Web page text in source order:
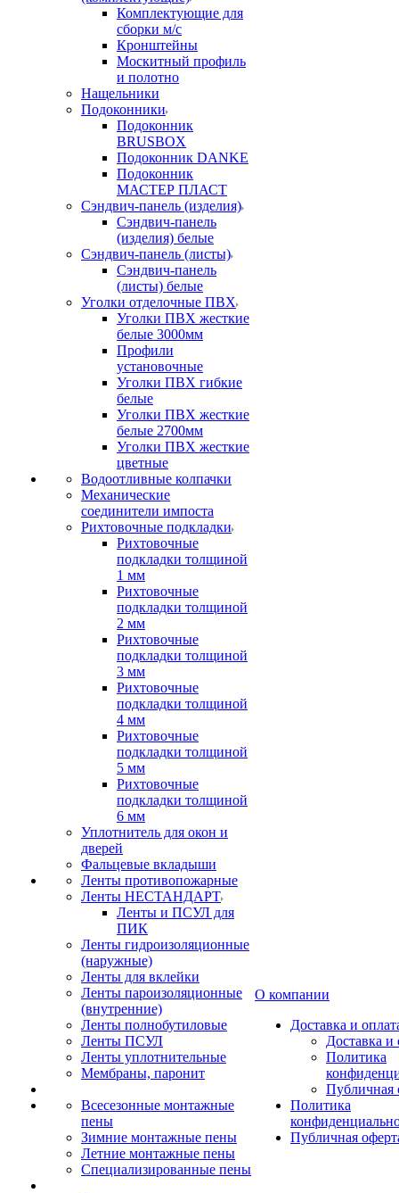
Комплектующие для
сборки м/с
Кронштейны
Москитный профиль
и полотно
Нащельники
Подоконники
Подоконник
BRUSBOX
Подоконник DANKE
Подоконник
МАСТЕР ПЛАСТ
Сэндвич-панель (изделия)
Сэндвич-панель
(изделия) белые
Сэндвич-панель (листы)
Сэндвич-панель
(листы) белые
Уголки отделочные ПВХ
Уголки ПВХ жесткие
белые 3000мм
Профили
установочные
Уголки ПВХ гибкие
белые
Уголки ПВХ жесткие
белые 2700мм
Уголки ПВХ жесткие
цветные
Водоотливные колпачки
Механические
соединители импоста
Рихтовочные подкладки
Рихтовочные
подкладки толщиной
1 мм
Рихтовочные
подкладки толщиной
2 мм
Рихтовочные
подкладки толщиной
3 мм
Рихтовочные
подкладки толщиной
4 мм
Рихтовочные
подкладки толщиной
5 мм
Рихтовочные
подкладки толщиной
6 мм
Уплотнитель для окон и
дверей
Фальцевые вкладыши
Ленты противопожарные
Ленты НЕСТАНДАРТ
Ленты и ПСУЛ для
ПИК
Ленты гидроизоляционные
(наружные)
Ленты для вклейки
Ленты пароизоляционные
(внутренние)
Ленты полнобутиловые
Ленты ПСУЛ
Ленты уплотнительные
Мембраны, паронит
Всесезонные монтажные
пены
Зимние монтажные пены
Летние монтажные пены
Специализированные пены
О компании
Доставка и
Доставка и
Политика
Публичная
Политика
Публичная